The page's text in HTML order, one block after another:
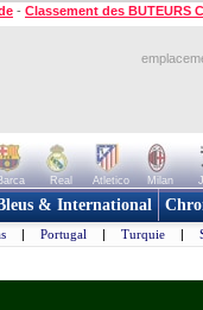
- Classement des BUTEURS
Real Atletico Milan
& International
| Portugal | Turquie |